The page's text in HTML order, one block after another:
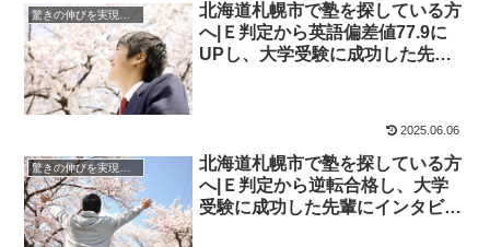
驚きの伸びを実現｜先輩列伝
北海道札幌市で塾を探している方
へ|Ｅ判定から英語偏差値77.9に
UPし、大学受験に成功した先輩
2025.06.06
北海道札幌市で塾を探している方
へ|Ｅ判定から逆転合格し、大学
受験に成功した先輩にインタビュ